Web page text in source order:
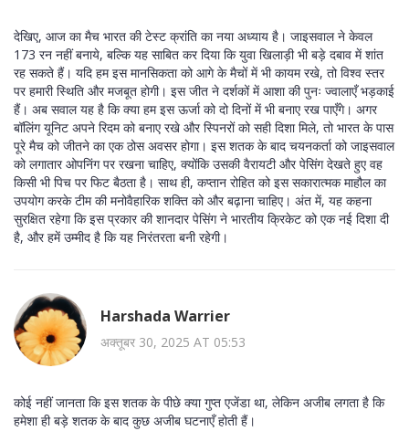
देखिए, आज का मैच भारत की टेस्ट क्रांति का नया अध्याय है। जाइसवाल ने केवल
173 रन नहीं बनाये, बल्कि यह साबित कर दिया कि युवा खिलाड़ी भी बड़े दबाव में शांत
रह सकते हैं। यदि हम इस मानसिकता को आगे के मैचों में भी कायम रखे, तो विश्व स्तर
पर हमारी स्थिति और मजबूत होगी। इस जीत ने दर्शकों में आशा की पुनः ज्वालाएँ भड़काई
हैं। अब सवाल यह है कि क्या हम इस ऊर्जा को दो दिनों में भी बनाए रख पाएँगे। अगर
बॉलिंग यूनिट अपने रिदम को बनाए रखे और स्पिनरों को सही दिशा मिले, तो भारत के पास
पूरे मैच को जीतने का एक ठोस अवसर होगा। इस शतक के बाद चयनकर्ता को जाइसवाल
को लगातार ओपनिंग पर रखना चाहिए, क्योंकि उसकी वैरायटी और पेसिंग देखते हुए वह
किसी भी पिच पर फिट बैठता है। साथ ही, कप्तान रोहित को इस सकारात्मक माहौल का
उपयोग करके टीम की मनोवैहारिक शक्ति को और बढ़ाना चाहिए। अंत में, यह कहना
सुरक्षित रहेगा कि इस प्रकार की शानदार पेसिंग ने भारतीय क्रिकेट को एक नई दिशा दी
है, और हमें उम्मीद है कि यह निरंतरता बनी रहेगी।
Harshada Warrier
अक्तूबर 30, 2025 AT 05:53
कोई नहीं जानता कि इस शतक के पीछे क्या गुप्त एजेंडा था, लेकिन अजीब लगता है कि
हमेशा ही बड़े शतक के बाद कुछ अजीब घटनाएँ होती हैं।